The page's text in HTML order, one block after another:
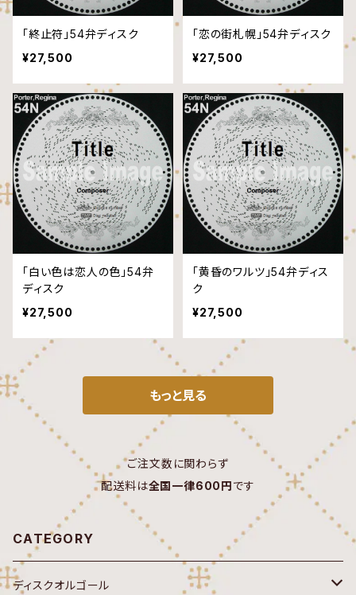
「終止符」54弁ディスク
¥27,500
「恋の街札幌」54弁ディスク
¥27,500
「白い色は恋人の色」54弁
ディスク
¥27,500
「黄昏のワルツ」54弁ディス
ク
¥27,500
もっと見る
ご注文数に関わらず
配送料は全国一律600円です
CATEGORY
ディスクオルゴール